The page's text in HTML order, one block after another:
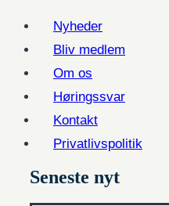
Nyheder
Bliv medlem
Om os
Høringssvar
Kontakt
Privatlivspolitik
Seneste nyt